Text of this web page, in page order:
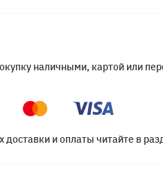
наличными, картой или
доставки и оплаты читайте в